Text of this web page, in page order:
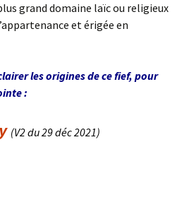
grand domaine laïc ou religieux
et érigée en
les origines de ce fief, pour
:
(V2 du 29 déc 2021)